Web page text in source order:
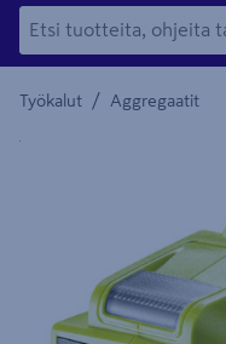
Työkalut / Aggregaatit
Yksityiskohtainen